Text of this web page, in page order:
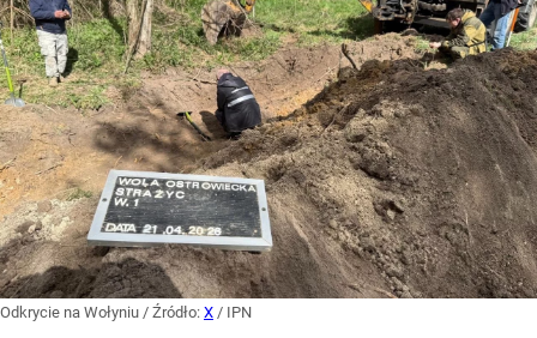
Odkrycie na Wołyniu / Źródło: X / IPN